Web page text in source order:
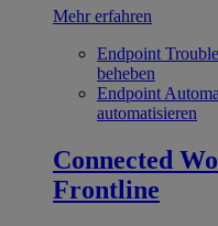
Mehr erfahren
Endpoint
beheben
Endpoint
automatisieren
Connected
Frontline